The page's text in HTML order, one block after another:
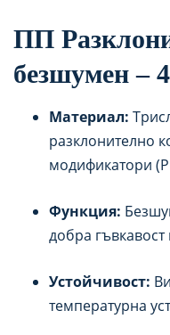
ПП
безшумен –
Материал:
разклонително
модификатори
Функция:
добра
Устойчивост:
температурна